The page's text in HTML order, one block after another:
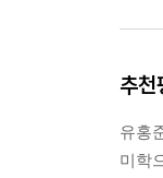
추천
유홍
미학